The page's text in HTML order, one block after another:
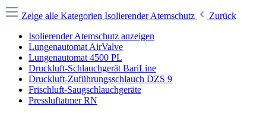
Zeige alle Kategorien Isolierender Atemschutz
Zurück
Isolierender Atemschutz anzeigen
Lungenautomat AirValve
Lungenautomat 4500 PL
Druckluft-Schlauchgerät BariLine
Druckluft-Zuführungsschlauch DZS 9
Frischluft-Saugschlauchgeräte
Pressluftatmer RN